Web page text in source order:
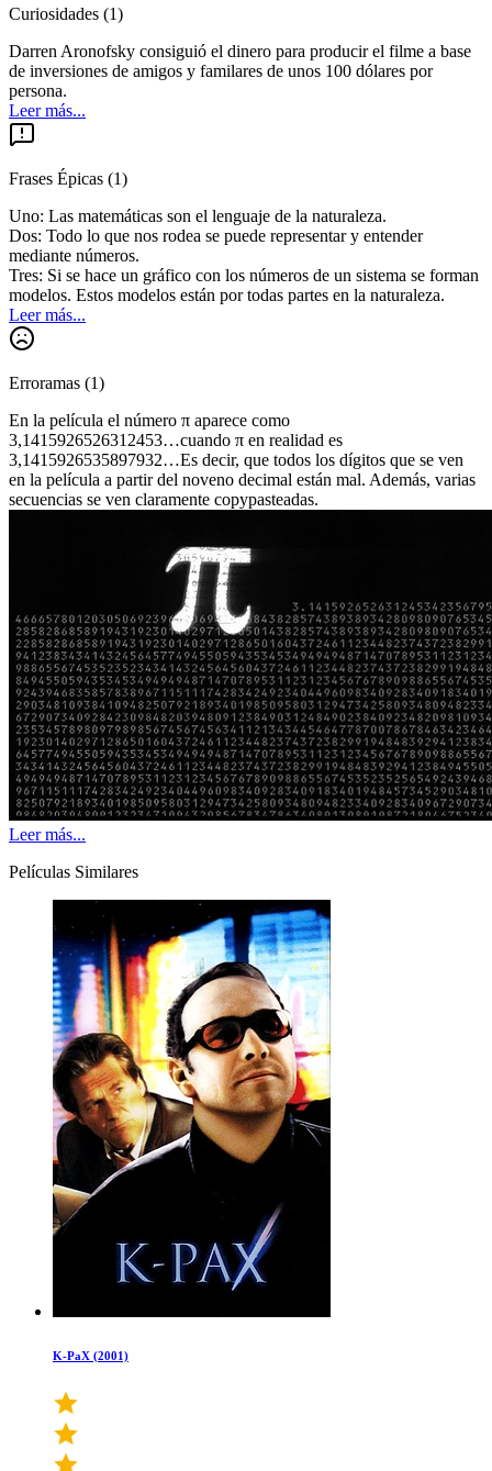
Curiosidades (1)
Darren Aronofsky consiguió el dinero para producir el filme a base
de inversiones de amigos y familares de unos 100 dólares por
persona.
Leer más...
Frases Épicas (1)
Uno: Las matemáticas son el lenguaje de la naturaleza.
Dos: Todo lo que nos rodea se puede representar y entender
mediante números.
Tres: Si se hace un gráfico con los números de un sistema se forman
modelos. Estos modelos están por todas partes en la naturaleza.
Leer más...
Erroramas (1)
En la película el número π aparece como
3,1415926526312453…cuando π en realidad es
3,1415926535897932…Es decir, que todos los dígitos que se ven
en la película a partir del noveno decimal están mal. Además, varias
secuencias se ven claramente copypasteadas.
Leer más...
Películas Similares
K-PaX (2001)